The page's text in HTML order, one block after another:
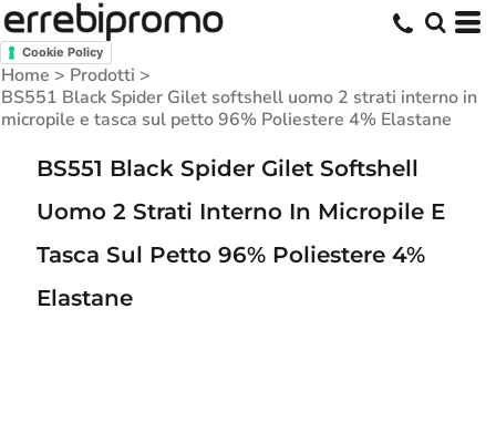
Cookie Policy
Home > Prodotti >
BS551 Black Spider Gilet softshell uomo 2 strati interno in
micropile e tasca sul petto 96% Poliestere 4% Elastane
BS551 Black Spider Gilet Softshell
Uomo 2 Strati Interno In Micropile E
Tasca Sul Petto 96% Poliestere 4%
Elastane